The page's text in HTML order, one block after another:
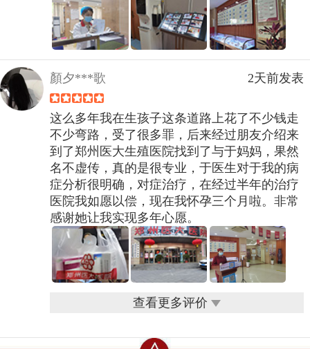
顏夕***歌 2天前发表
这么多年我在生孩子这条道路上花了不少钱走
不少弯路，受了很多罪，后来经过朋友介绍来
到了郑州医大生殖医院找到了与于妈妈，果然
名不虚传，真的是很专业，于医生对于我的病
症分析很明确，对症治疗，在经过半年的治疗
医院我如愿以偿，现在我怀孕三个月啦。非常
感谢她让我实现多年心愿。
查看更多评价